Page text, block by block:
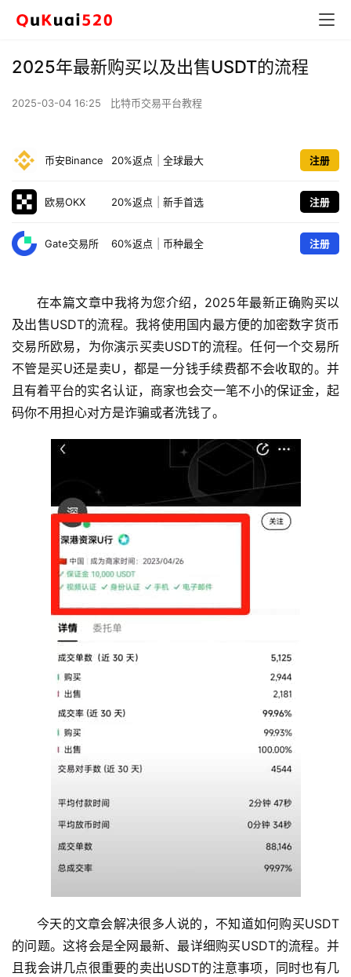
2025年最新购买以及出售USDT的流程
2025-03-04 16:25 比特币交易平台教程
币安Binance 20%返点 全球最大 注册
欧易OKX 20%返点 新手首选 注册
Gate交易所 60%返点 币种最全 注册
在本篇文章中我将为您介绍，2025年最新正确购买以
及出售USDT的流程。我将使用国内最方便的加密数字货币
交易所欧易，为你演示买卖USDT的流程。任何一个交易所
不管是买U还是卖U，都是一分钱手续费都不会收取的。并
且有着平台的实名认证，商家也会交一笔不小的保证金，起
码你不用担心对方是诈骗或者洗钱了。
今天的文章会解决很多人说的，不知道如何购买USDT
的问题。这将会是全网最新、最详细购买USDT的流程。并
且我会讲几点很重要的卖出USDT的注意事项，同时也有几